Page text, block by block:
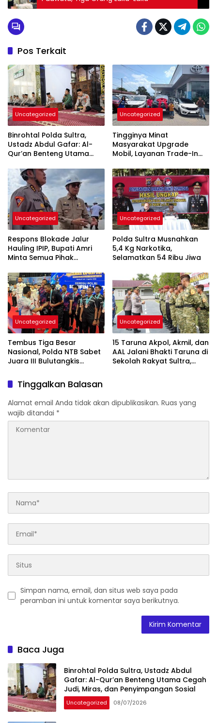
Pos Terkait
Uncategorized
Binrohtal Polda Sultra,
Ustadz Abdul Gafar: Al-
Qur’an Benteng Utama
Penyimpangan Sosial
Uncategorized
Tingginya Minat
Masyarakat Upgrade
Mobil, Layanan Trade-In
Permintaan
Uncategorized
Respons Blokade Jalur
Hauling IPIP, Bupati Amri
Minta Semua Pihak
Kepastian Hukum
Uncategorized
Polda Sultra Musnahkan
5,4 Kg Narkotika,
Selamatkan 54 Ribu Jiwa
Uncategorized
Tembus Tiga Besar
Nasional, Polda NTB Sabet
Juara III Bulutangkis
Uncategorized
15 Taruna Akpol, Akmil, dan
AAL Jalani Bhakti Taruna di
Sekolah Rakyat Sultra,
Tinggalkan Balasan
Alamat email Anda tidak akan dipublikasikan. Ruas yang
wajib ditandai *
Simpan nama, email, dan situs web saya pada
peramban ini untuk komentar saya berikutnya.
Baca Juga
Binrohtal Polda Sultra, Ustadz Abdul
Gafar: Al-Qur’an Benteng Utama Cegah
Judi, Miras, dan Penyimpangan Sosial
Uncategorized 08/07/2026